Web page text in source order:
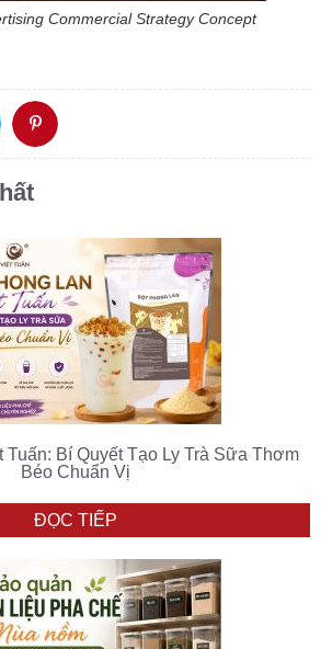
Commercial Strategy Concept
Tuấn: Bí Quyết Tạo Ly Trà Sữa Thơm
Béo Chuẩn Vị
ĐỌC TIẾP